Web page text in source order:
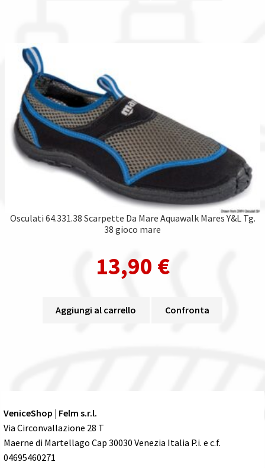
Osculati 64.331.38 Scarpette Da Mare Aquawalk Mares Y&L Tg.
38 gioco mare
13,90 €
Aggiungi al carrello Confronta
VeniceShop | Felm s.r.l.
Via Circonvallazione 28 T
Maerne di Martellago Cap 30030 Venezia Italia P.i. e c.f.
04695460271